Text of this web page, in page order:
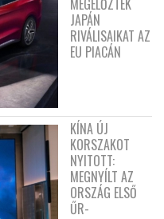
JAPÁN
RIVÁLISAIKAT AZ
EU PIACÁN
KÍNA ÚJ
KORSZAKOT
NYITOTT:
MEGNYÍLT AZ
ORSZÁG ELSŐ
ŰR-